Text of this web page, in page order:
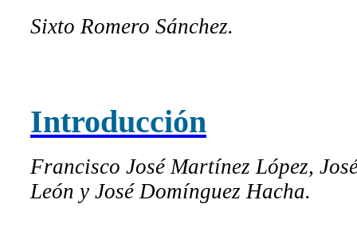
Sixto Romero Sánchez.
Introducción
Francisco José Martínez López,
León y José Domínguez Hacha.